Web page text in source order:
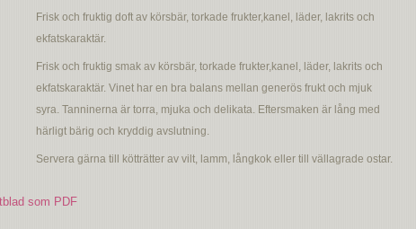
Frisk och fruktig doft av körsbär, torkade frukter,kanel, läder, lakrits och
ekfatskaraktär.
Frisk och fruktig smak av körsbär, torkade frukter,kanel, läder, lakrits och
ekfatskaraktär. Vinet har en bra balans mellan generös frukt och mjuk
syra. Tanninerna är torra, mjuka och delikata. Eftersmaken är lång med
härligt bärig och kryddig avslutning.
Servera gärna till kötträtter av vilt, lamm, långkok eller till vällagrade ostar.
som PDF